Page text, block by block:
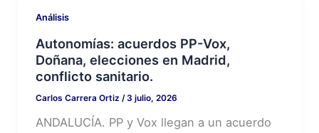
Análisis
Autonomías: acuerdos PP-Vox,
Doñana, elecciones en Madrid,
conflicto sanitario.
Carlos Carrera Ortiz /3 julio, 2026
ANDALUCÍA. PP y Vox llegan a un acuerdo